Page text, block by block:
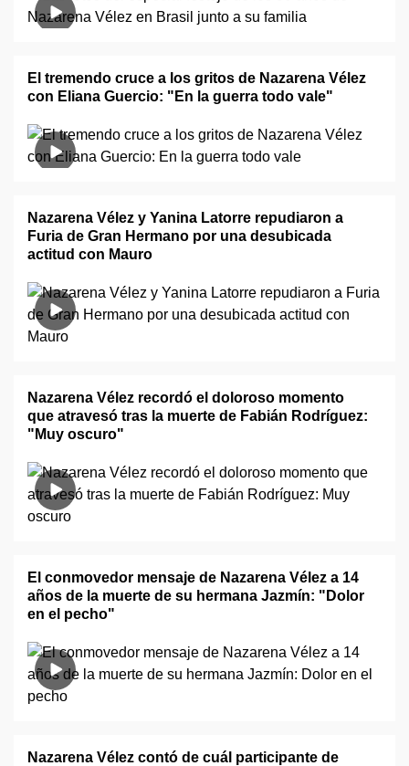
El tremendo cruce a los gritos de Nazarena Vélez
con Eliana Guercio: "En la guerra todo vale"
Nazarena Vélez y Yanina Latorre repudiaron a
Furia de Gran Hermano por una desubicada
actitud con Mauro
Nazarena Vélez recordó el doloroso momento
que atravesó tras la muerte de Fabián Rodríguez:
"Muy oscuro"
El conmovedor mensaje de Nazarena Vélez a 14
años de la muerte de su hermana Jazmín: "Dolor
en el pecho"
Nazarena Vélez contó de cuál participante de